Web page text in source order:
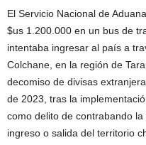
El Servicio Nacional de
$us 1.200.000 en un bus de
intentaba ingresar al país a
Colchane, en la región de
decomiso de divisas
de 2023, tras la
como delito de contrabando
ingreso o salida del territorio